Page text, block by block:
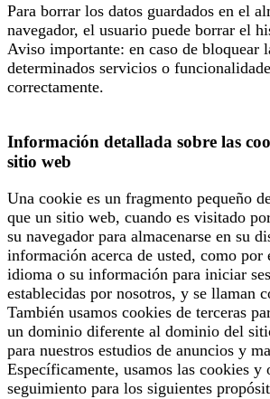
Para borrar los datos guardados en el
navegador, el usuario puede borrar el
Aviso importante: en caso de bloquear
determinados servicios o
correctamente.
Información detallada sobre las
sitio web
Una cookie es un fragmento pequeño
que un sitio web, cuando es visitado
su navegador para almacenarse en su
información acerca de usted, como
idioma o su información para iniciar
establecidas por nosotros, y se llaman
También usamos cookies de terceras
un dominio diferente al dominio del
para nuestros estudios de anuncios y
Específicamente, usamos las cookies y
seguimiento para los siguientes